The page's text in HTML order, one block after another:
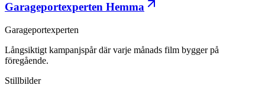
Garageportexperten Hemma
Garageportexperten
Långsiktigt kampanjspår där varje månads film bygger på
föregående.
Stillbilder